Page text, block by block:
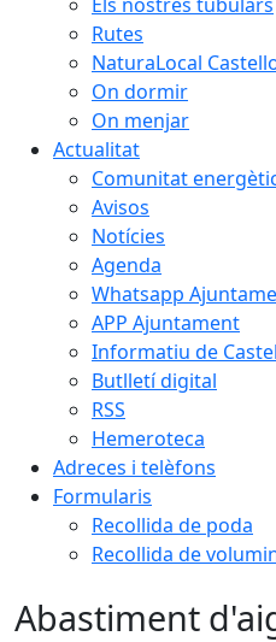
Rutes
NaturaLocal
On dormir
On menjar
Actualitat
Comunitat
Avisos
Notícies
Agenda
Whatsapp
APP Ajuntament
Informatiu de
Butlletí digital
RSS
Hemeroteca
Adreces i telèfons
Formularis
Recollida de poda
Recollida de
Abastiment